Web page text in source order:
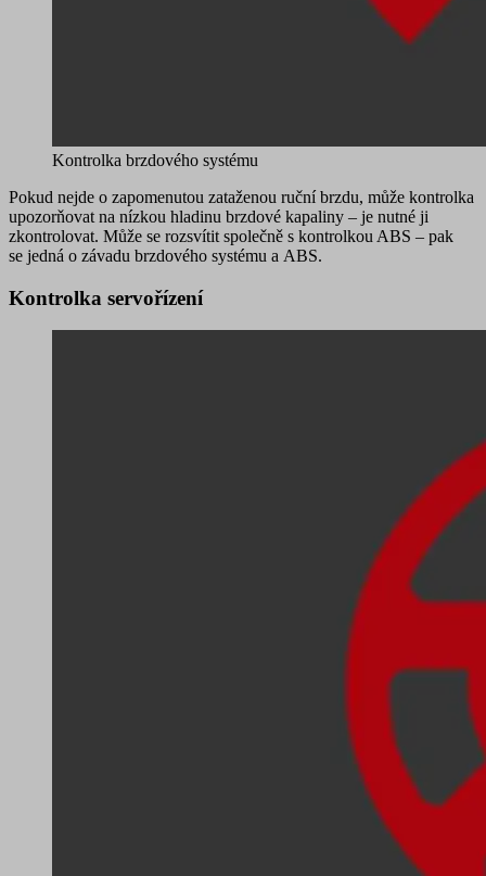
Kontrolka brzdového systému
Pokud nejde o zapomenutou zataženou ruční brzdu, může kontrolka
upozorňovat na nízkou hladinu brzdové kapaliny – je nutné ji
zkontrolovat. Může se rozsvítit společně s kontrolkou ABS – pak
se jedná o závadu brzdového systému a ABS.
Kontrolka servořízení